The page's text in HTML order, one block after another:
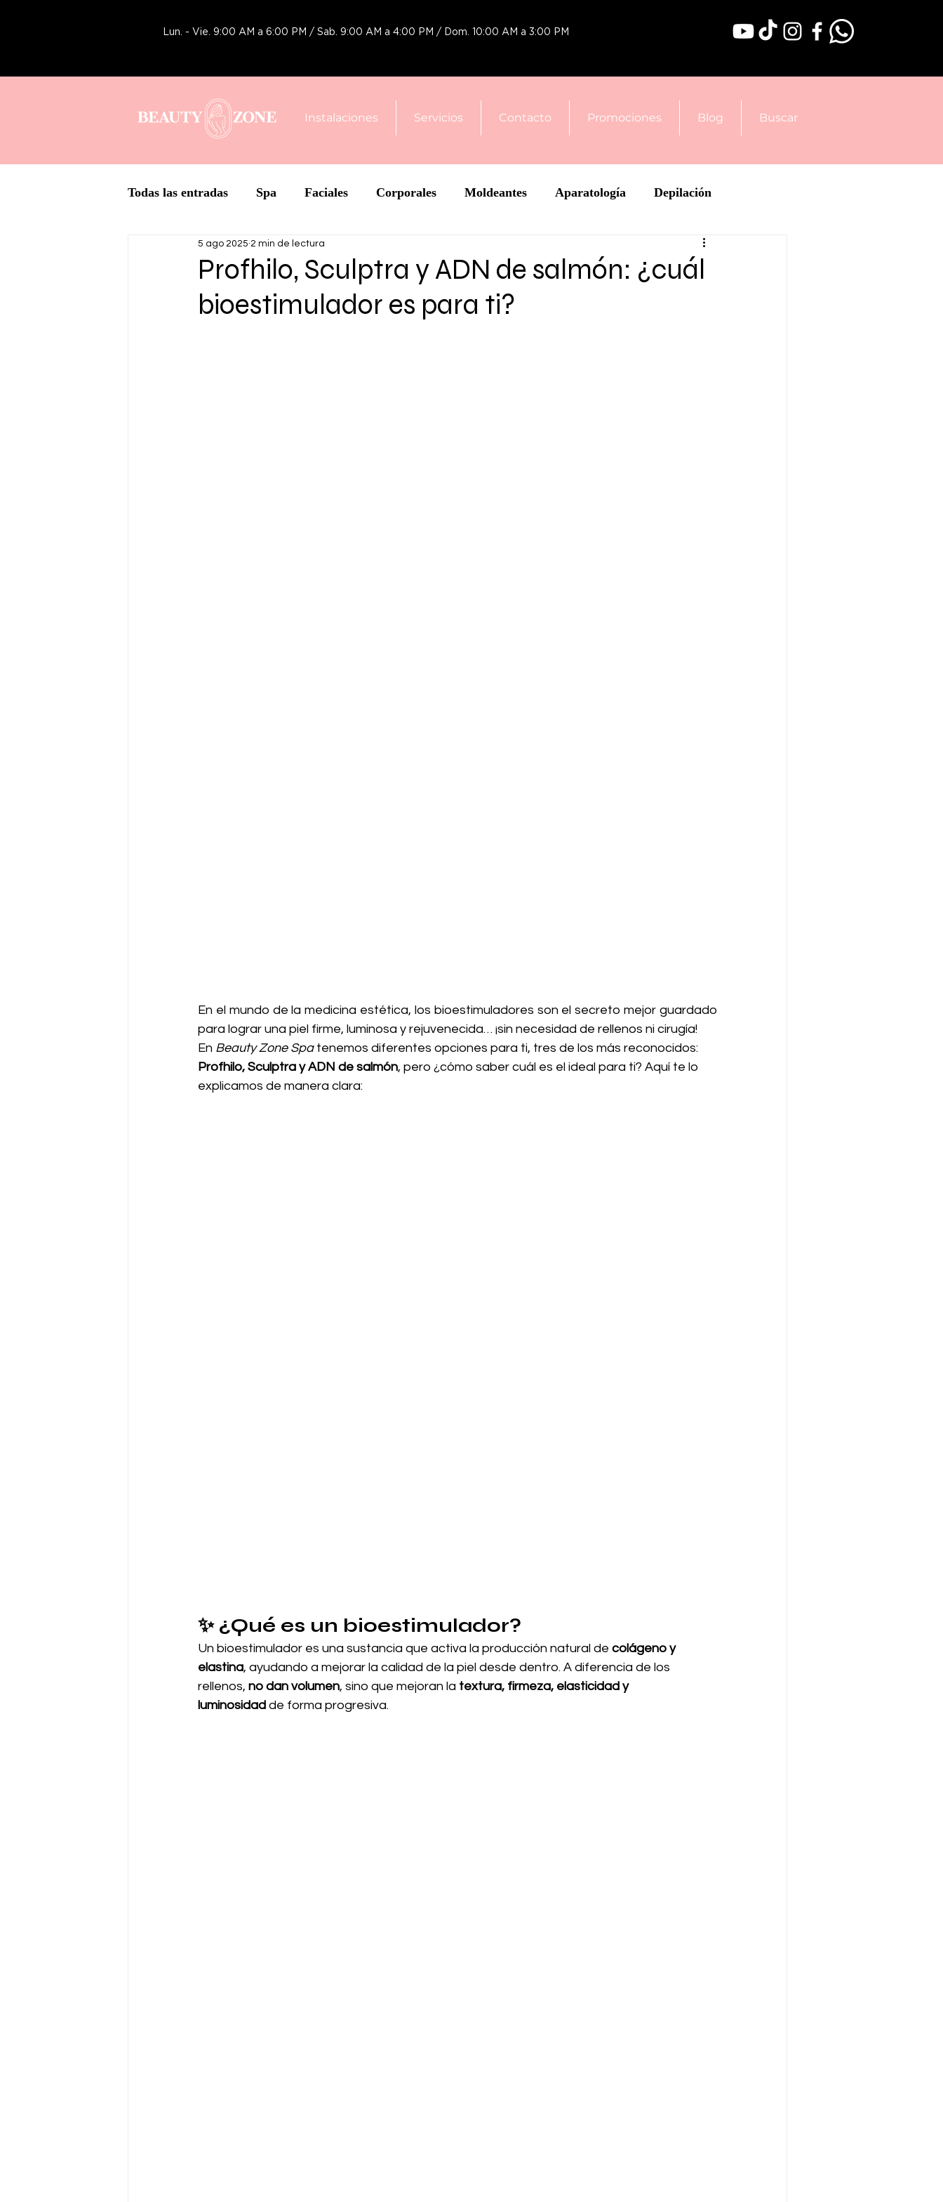
Lun. - Vie. 9:00 AM a 6:00 PM / Sab. 9:00 AM a 4:00 PM / Dom. 10:00 AM a 3:00 PM
Instalaciones Servicios Contacto Promociones Blog Buscar
Todas las entradas Spa Faciales Corporales Moldeantes Aparatología Depilación
Tecnología Botox y Rellenos
Profhilo, Sculptra y ADN de salmón: ¿cuál
bioestimulador es para ti?
5 ago 2025 2 min de lectura
En el mundo de la medicina estética, los bioestimuladores son el secreto mejor guardado
para lograr una piel firme, luminosa y rejuvenecida… ¡sin necesidad de rellenos ni cirugía!
En Beauty Zone Spa tenemos diferentes opciones para ti, tres de los más reconocidos:
Profhilo, Sculptra y ADN de salmón, pero ¿cómo saber cuál es el ideal para ti? Aquí te lo
explicamos de manera clara:
✨ ¿Qué es un bioestimulador?
Un bioestimulador es una sustancia que activa la producción natural de colágeno y
elastina, ayudando a mejorar la calidad de la piel desde dentro. A diferencia de los
rellenos, no dan volumen, sino que mejoran la textura, firmeza, elasticidad y
luminosidad de forma progresiva.